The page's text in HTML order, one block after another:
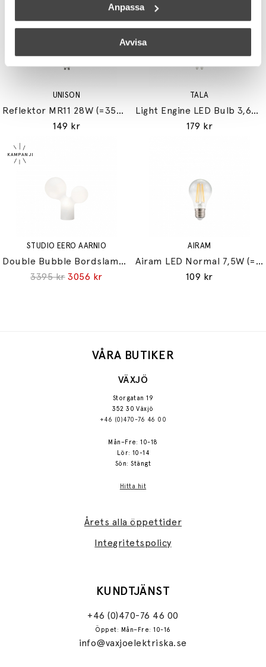
Anpassa
Avvisa
UNISON
Reflektor MR11 28W (=35W) GU10
149 kr
TALA
Light Engine LED Bulb 3,6W (=33W) 2700K G9 Lightly Frosted
179 kr
STUDIO EERO AARNIO
Double Bubble Bordslampa Small
3395 kr 3056 kr
AIRAM
Airam LED Normal 7,5W (=60W) E27
109 kr
VÅRA BUTIKER
VÄXJÖ
Storgatan 19
352 30 Växjö
+46 (0)470-76 46 00
Mån–Fre: 10-18
Lör: 10-14
Sön: Stängt
Hitta hit
Årets alla öppettider
Integritetspolicy
KUNDTJÄNST
+46 (0)470-76 46 00
Öppet: Mån–Fre: 10-16
info@vaxjoelektriska.se